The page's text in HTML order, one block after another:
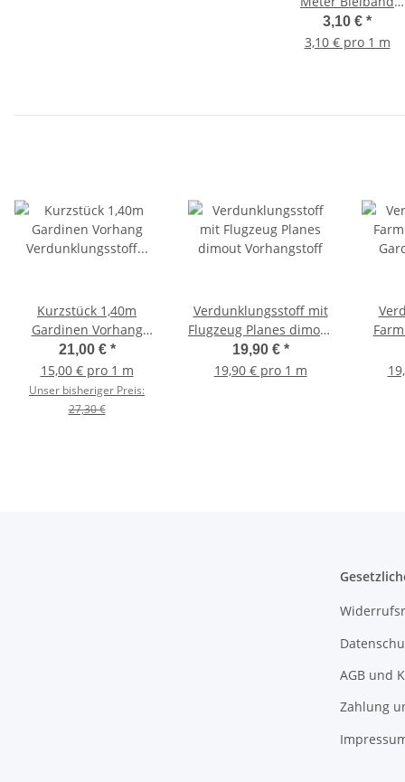
Beschwerung
3,10 € *
3,10 € pro 1 m
Kurzstück 1,40m
Gardinen Vorhang
Verdunklungsstoff
Planeten im Weltraum
Thermostoff
21,00 € *
15,00 € pro 1 m
Unser bisheriger Preis:
27,30 €
Verdunklungsstoff mit
Flugzeug Planes dimout
Vorhangstoff
19,90 € *
19,90 € pro 1 m
AGB und
Zahlung